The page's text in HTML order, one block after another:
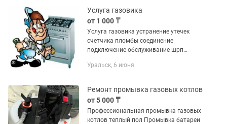
Услуга газовика
от 1 000 ₸
Услуга газовика устранение утечек
счетчика пломбы соединение
подключение обслуживание шрп
Замена кранов можно под
Уральск, 6 июня
Ремонт промывка газовых котлов
от 5 000 ₸
Профессиональная промывка газовых
котлов теплый пол Промывка батареи